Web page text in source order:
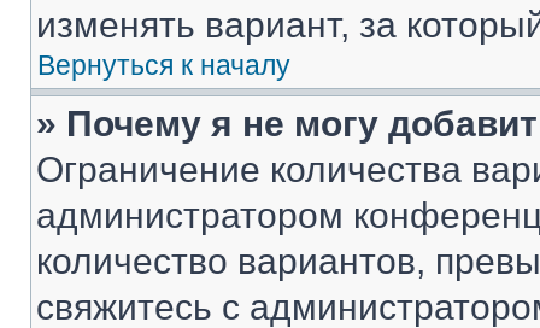
изменять вариант, за
Вернуться к началу
» Почему я не могу
Ограничение количества
администратором
количество вариантов,
свяжитесь с